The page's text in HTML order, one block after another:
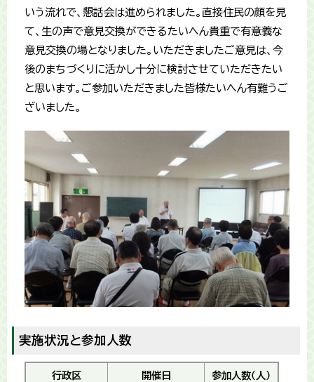
いう流れで、懇話会は進められました。直接住民の顔を見
て、生の声で意見交換ができるたいへん貴重で有意義な
意見交換の場となりました。いただきましたご意見は、今
後のまちづくりに活かし十分に検討させていただきたい
と思います。ご参加いただきました皆様たいへん有難うご
ざいました。
実施状況と参加人数
行政区 開催日 参加人数（人）